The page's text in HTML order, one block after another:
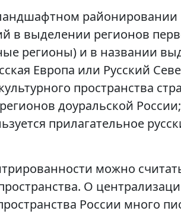
в выделении регионов
регионы) и в названии
Европа или Русский
пространства
доуральской
прилагательное
можно
О
России много